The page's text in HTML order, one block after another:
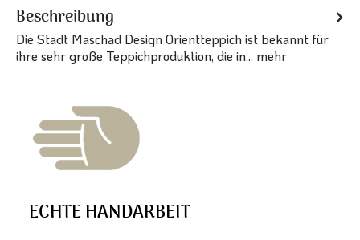
Beschreibung
Die Stadt Maschad Design Orientteppich ist bekannt für
ihre sehr große Teppichproduktion, die in... mehr
ECHTE HANDARBEIT